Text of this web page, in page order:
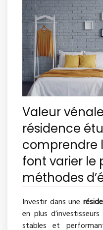
Valeur
résidence
comprendre
font varier le
méthodes
Investir dans une
en plus
stables et